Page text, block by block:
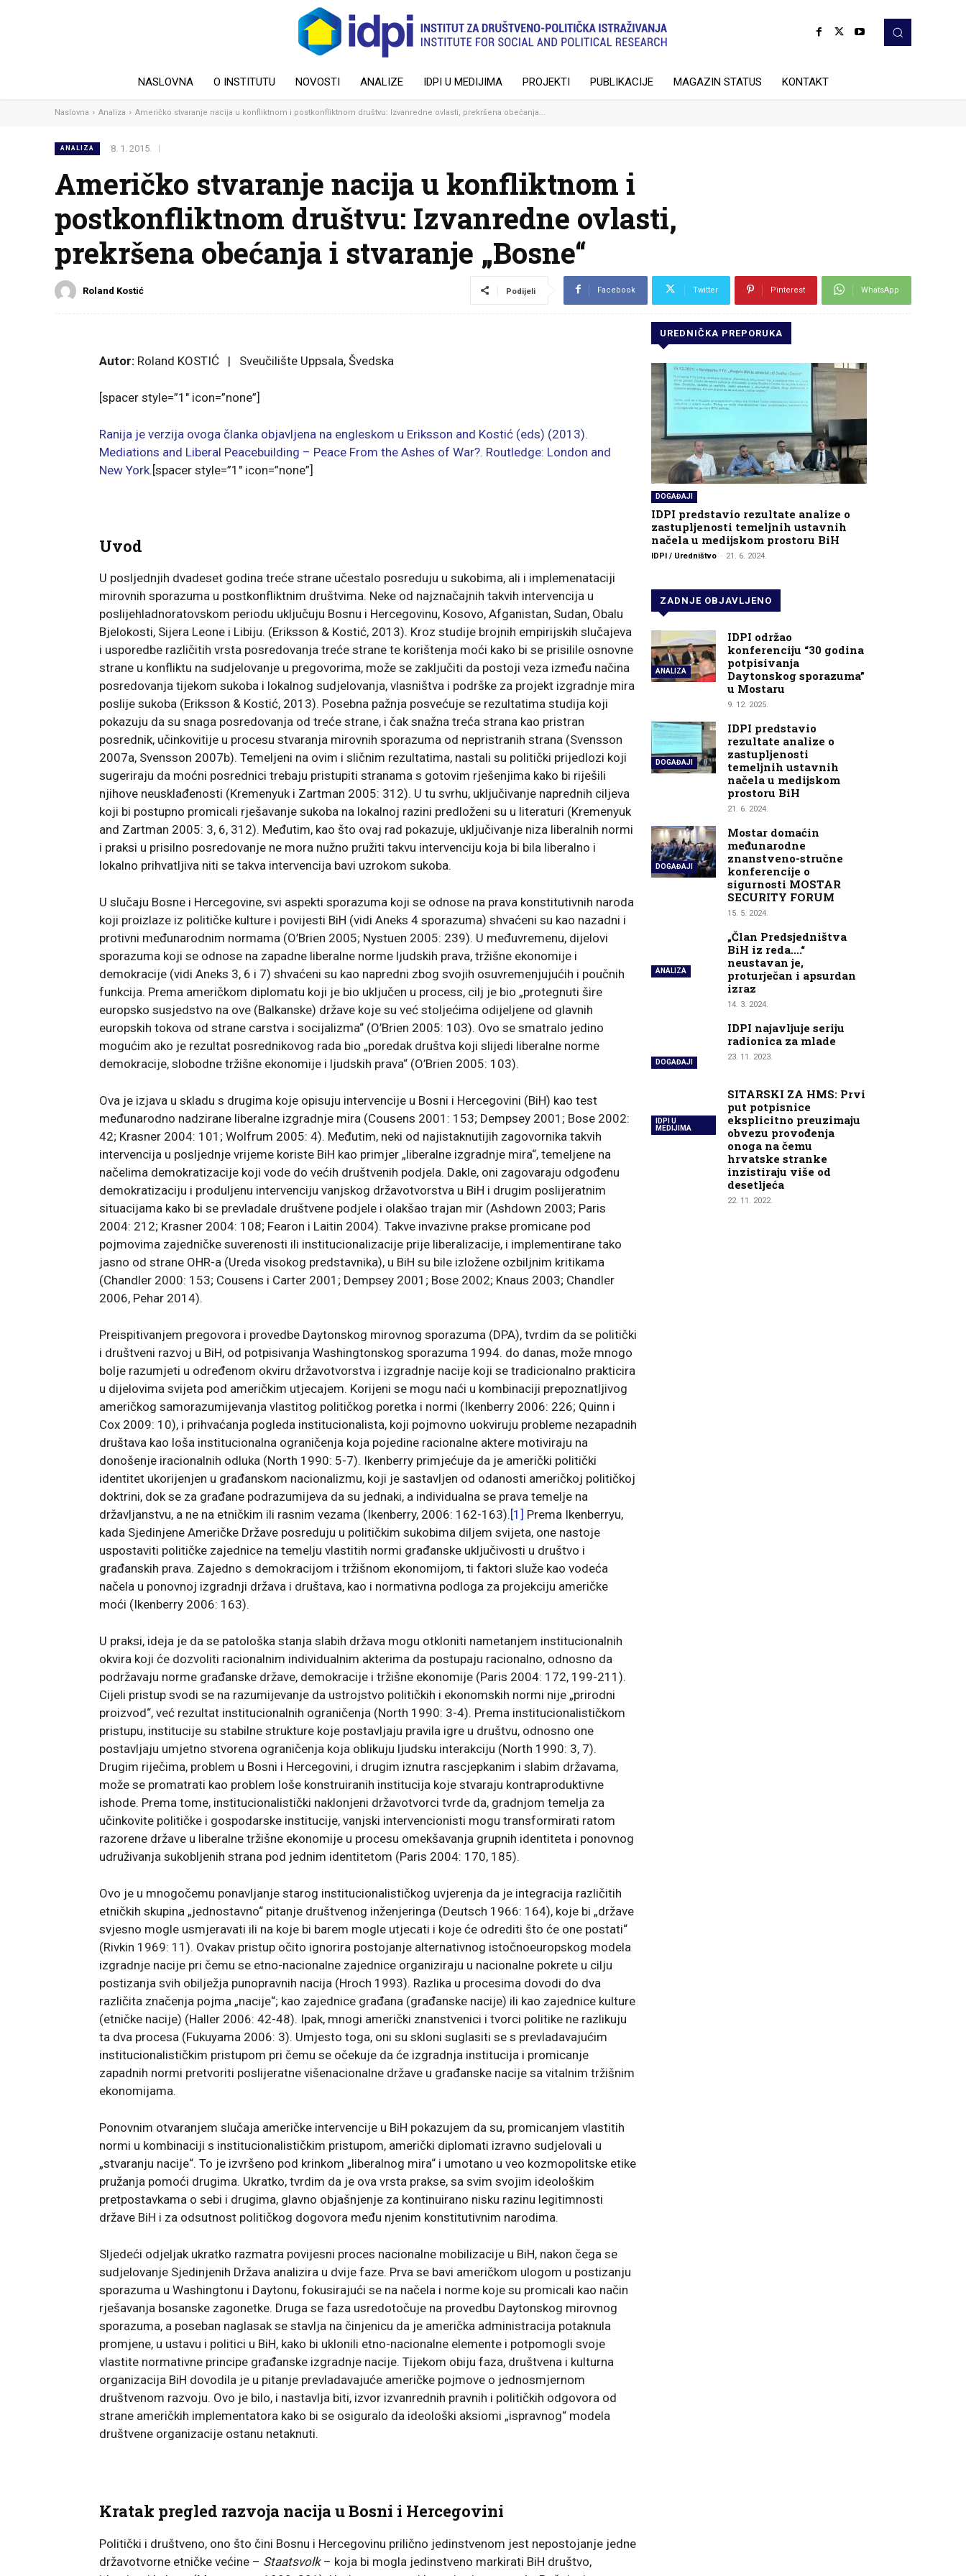
NASLOVNA O INSTITUTU NOVOSTI ANALIZE IDPI U MEDIJIMA PROJEKTI PUBLIKACIJE MAGAZIN STATUS KONTAKT
Naslovna Analiza Američko stvaranje nacija u konfliktnom i postkonfliktnom društvu: Izvanredne ovlasti, prekršena obećanja...
ANALIZA 8. 1. 2015.
Američko stvaranje nacija u konfliktnom i
postkonfliktnom društvu: Izvanredne ovlasti,
prekršena obećanja i stvaranje „Bosne“
Roland Kostić Podijeli Facebook Twitter Pinterest WhatsApp
Autor: Roland KOSTIĆ | Sveučilište Uppsala, Švedska
[spacer style=”1″ icon=”none”]
Ranija je verzija ovoga članka objavljena na engleskom u Eriksson and Kostić (eds) (2013).
Mediations and Liberal Peacebuilding – Peace From the Ashes of War?. Routledge: London and
New York. [spacer style=”1″ icon=”none”]
Uvod
U posljednjih dvadeset godina treće strane učestalo posreduju u sukobima, ali i implemenataciji
mirovnih sporazuma u postkonfliktnim društvima. Neke od najznačajnih takvih intervencija u
poslijehladnoratovskom periodu uključuju Bosnu i Hercegovinu, Kosovo, Afganistan, Sudan, Obalu
Bjelokosti, Sijera Leone i Libiju. (Eriksson & Kostić, 2013). Kroz studije brojnih empirijskih slučajeva
i usporedbe različitih vrsta posredovanja treće strane te korištenja moći kako bi se prisilile osnovne
strane u konfliktu na sudjelovanje u pregovorima, može se zaključiti da postoji veza između načina
posredovanja tijekom sukoba i lokalnog sudjelovanja, vlasništva i podrške za projekt izgradnje mira
poslije sukoba (Eriksson & Kostić, 2013). Posebna pažnja posvećuje se rezultatima studija koji
pokazuju da su snaga posredovanja od treće strane, i čak snažna treća strana kao pristran
posrednik, učinkovitije u procesu stvaranja mirovnih sporazuma od nepristranih strana (Svensson
2007a, Svensson 2007b). Temeljeni na ovim i sličnim rezultatima, nastali su politički prijedlozi koji
sugeriraju da moćni posrednici trebaju pristupiti stranama s gotovim rješenjima kako bi riješili
njihove neusklađenosti (Kremenyuk i Zartman 2005: 312). U tu svrhu, uključivanje naprednih ciljeva
koji bi postupno promicali rješavanje sukoba na lokalnoj razini predloženi su u literaturi (Kremenyuk
and Zartman 2005: 3, 6, 312). Međutim, kao što ovaj rad pokazuje, uključivanje niza liberalnih normi
i praksi u prisilno posredovanje ne mora nužno pružiti takvu intervenciju koja bi bila liberalno i
lokalno prihvatljiva niti se takva intervencija bavi uzrokom sukoba.
U slučaju Bosne i Hercegovine, svi aspekti sporazuma koji se odnose na prava konstitutivnih naroda
koji proizlaze iz političke kulture i povijesti BiH (vidi Aneks 4 sporazuma) shvaćeni su kao nazadni i
protivni međunarodnim normama (O’Brien 2005; Nystuen 2005: 239). U međuvremenu, dijelovi
sporazuma koji se odnose na zapadne liberalne norme ljudskih prava, tržišne ekonomije i
demokracije (vidi Aneks 3, 6 i 7) shvaćeni su kao napredni zbog svojih osuvremenjujućih i poučnih
funkcija. Prema američkom diplomatu koji je bio uključen u process, cilj je bio „protegnuti šire
europsko susjedstvo na ove (Balkanske) države koje su već stoljećima odijeljene od glavnih
europskih tokova od strane carstva i socijalizma“ (O’Brien 2005: 103). Ovo se smatralo jedino
mogućim ako je rezultat posrednikovog rada bio „poredak društva koji slijedi liberalne norme
demokracije, slobodne tržišne ekonomije i ljudskih prava“ (O’Brien 2005: 103).
Ova je izjava u skladu s drugima koje opisuju intervencije u Bosni i Hercegovini (BiH) kao test
međunarodno nadzirane liberalne izgradnje mira (Cousens 2001: 153; Dempsey 2001; Bose 2002:
42; Krasner 2004: 101; Wolfrum 2005: 4). Međutim, neki od najistaknutijih zagovornika takvih
intervencija u posljednje vrijeme koriste BiH kao primjer „liberalne izgradnje mira“, temeljene na
načelima demokratizacije koji vode do većih društvenih podjela. Dakle, oni zagovaraju odgođenu
demokratizaciju i produljenu intervenciju vanjskog državotvorstva u BiH i drugim poslijeratnim
situacijama kako bi se prevladale društvene podjele i olakšao trajan mir (Ashdown 2003; Paris
2004: 212; Krasner 2004: 108; Fearon i Laitin 2004). Takve invazivne prakse promicane pod
pojmovima zajedničke suverenosti ili institucionalizacije prije liberalizacije, i implementirane tako
jasno od strane OHR-a (Ureda visokog predstavnika), u BiH su bile izložene ozbiljnim kritikama
(Chandler 2000: 153; Cousens i Carter 2001; Dempsey 2001; Bose 2002; Knaus 2003; Chandler
2006, Pehar 2014).
Preispitivanjem pregovora i provedbe Daytonskog mirovnog sporazuma (DPA), tvrdim da se politički
i društveni razvoj u BiH, od potpisivanja Washingtonskog sporazuma 1994. do danas, može mnogo
bolje razumjeti u određenom okviru državotvorstva i izgradnje nacije koji se tradicionalno prakticira
u dijelovima svijeta pod američkim utjecajem. Korijeni se mogu naći u kombinaciji prepoznatljivog
američkog samorazumijevanja vlastitog političkog poretka i normi (Ikenberry 2006: 226; Quinn i
Cox 2009: 10), i prihvaćanja pogleda institucionalista, koji pojmovno uokviruju probleme nezapadnih
društava kao loša institucionalna ograničenja koja pojedine racionalne aktere motiviraju na
donošenje iracionalnih odluka (North 1990: 5-7). Ikenberry primjećuje da je američki politički
identitet ukorijenjen u građanskom nacionalizmu, koji je sastavljen od odanosti američkoj političkoj
doktrini, dok se za građane podrazumijeva da su jednaki, a individualna se prava temelje na
državljanstvu, a ne na etničkim ili rasnim vezama (Ikenberry, 2006: 162-163). [1] Prema Ikenberryu,
kada Sjedinjene Američke Države posreduju u političkim sukobima diljem svijeta, one nastoje
uspostaviti političke zajednice na temelju vlastitih normi građanske uključivosti u društvo i
građanskih prava. Zajedno s demokracijom i tržišnom ekonomijom, ti faktori služe kao vodeća
načela u ponovnoj izgradnji država i društava, kao i normativna podloga za projekciju američke
moći (Ikenberry 2006: 163).
U praksi, ideja je da se patološka stanja slabih država mogu otkloniti nametanjem institucionalnih
okvira koji će dozvoliti racionalnim individualnim akterima da postupaju racionalno, odnosno da
podržavaju norme građanske države, demokracije i tržišne ekonomije (Paris 2004: 172, 199-211).
Cijeli pristup svodi se na razumijevanje da ustrojstvo političkih i ekonomskih normi nije „prirodni
proizvod“, već rezultat institucionalnih ograničenja (North 1990: 3-4). Prema institucionalističkom
pristupu, institucije su stabilne strukture koje postavljaju pravila igre u društvu, odnosno one
postavljaju umjetno stvorena ograničenja koja oblikuju ljudsku interakciju (North 1990: 3, 7).
Drugim riječima, problem u Bosni i Hercegovini, i drugim iznutra rascjepkanim i slabim državama,
može se promatrati kao problem loše konstruiranih institucija koje stvaraju kontraproduktivne
ishode. Prema tome, institucionalistički naklonjeni državotvorci tvrde da, gradnjom temelja za
učinkovite političke i gospodarske institucije, vanjski intervencionisti mogu transformirati ratom
razorene države u liberalne tržišne ekonomije u procesu omekšavanja grupnih identiteta i ponovnog
udruživanja sukobljenih strana pod jednim identitetom (Paris 2004: 170, 185).
Ovo je u mnogočemu ponavljanje starog institucionalističkog uvjerenja da je integracija različitih
etničkih skupina „jednostavno“ pitanje društvenog inženjeringa (Deutsch 1966: 164), koje bi „države
svjesno mogle usmjeravati ili na koje bi barem mogle utjecati i koje će odrediti što će one postati“
(Rivkin 1969: 11). Ovakav pristup očito ignorira postojanje alternativnog istočnoeuropskog modela
izgradnje nacije pri čemu se etno-nacionalne zajednice organiziraju u nacionalne pokrete u cilju
postizanja svih obilježja punopravnih nacija (Hroch 1993). Razlika u procesima dovodi do dva
različita značenja pojma „nacije“; kao zajednice građana (građanske nacije) ili kao zajednice kulture
(etničke nacije) (Haller 2006: 42-48). Ipak, mnogi američki znanstvenici i tvorci politike ne razlikuju
ta dva procesa (Fukuyama 2006: 3). Umjesto toga, oni su skloni suglasiti se s prevladavajućim
institucionalističkim pristupom pri čemu se očekuje da će izgradnja institucija i promicanje
zapadnih normi pretvoriti poslijeratne višenacionalne države u građanske nacije sa vitalnim tržišnim
ekonomijama.
Ponovnim otvaranjem slučaja američke intervencije u BiH pokazujem da su, promicanjem vlastitih
normi u kombinaciji s institucionalističkim pristupom, američki diplomati izravno sudjelovali u
„stvaranju nacije“. To je izvršeno pod krinkom „liberalnog mira“ i umotano u veo kozmopolitske etike
pružanja pomoći drugima. Ukratko, tvrdim da je ova vrsta prakse, sa svim svojim ideološkim
pretpostavkama o sebi i drugima, glavno objašnjenje za kontinuirano nisku razinu legitimnosti
države BiH i za odsutnost političkog dogovora među njenim konstitutivnim narodima.
Sljedeći odjeljak ukratko razmatra povijesni proces nacionalne mobilizacije u BiH, nakon čega se
sudjelovanje Sjedinjenih Država analizira u dvije faze. Prva se bavi američkom ulogom u postizanju
sporazuma u Washingtonu i Daytonu, fokusirajući se na načela i norme koje su promicali kao način
rješavanja bosanske zagonetke. Druga se faza usredotočuje na provedbu Daytonskog mirovnog
sporazuma, a poseban naglasak se stavlja na činjenicu da je američka administracija potaknula
promjene, u ustavu i politici u BiH, kako bi uklonili etno-nacionalne elemente i potpomogli svoje
vlastite normativne principe građanske izgradnje nacije. Tijekom obiju faza, društvena i kulturna
organizacija BiH dovodila je u pitanje prevladavajuće američke pojmove o jednosmjernom
društvenom razvoju. Ovo je bilo, i nastavlja biti, izvor izvanrednih pravnih i političkih odgovora od
strane američkih implementatora kako bi se osiguralo da ideološki aksiomi „ispravnog“ modela
društvene organizacije ostanu netaknuti.
Kratak pregled razvoja nacija u Bosni i Hercegovini
Politički i društveno, ono što čini Bosnu i Hercegovinu prilično jedinstvenom jest nepostojanje jedne
državotvorne etničke većine – Staatsvolk– koja bi mogla jedinstveno markirati BiH društvo,
UREDNIČKA PREPORUKA
DOGAĐAJI
IDPI predstavio rezultate analize o
zastupljenosti temeljnih ustavnih
načela u medijskom prostoru BiH
IDPI / Uredništvo - 21. 6. 2024.
ZADNJE OBJAVLJENO
ANALIZA
IDPI održao
konferenciju “30 godina
potpisivanja
Daytonskog sporazuma”
u Mostaru
9. 12. 2025.
DOGAĐAJI
IDPI predstavio
rezultate analize o
zastupljenosti
temeljnih ustavnih
načela u medijskom
prostoru BiH
21. 6. 2024.
DOGAĐAJI
Mostar domaćin
međunarodne
znanstveno-stručne
konferencije o
sigurnosti MOSTAR
SECURITY FORUM
15. 5. 2024.
ANALIZA
„Član Predsjedništva
BiH iz reda….“
neustavan je,
proturječan i apsurdan
izraz
14. 3. 2024.
DOGAĐAJI
IDPI najavljuje seriju
radionica za mlade
23. 11. 2023.
IDPI U
MEDIJIMA
SITARSKI ZA HMS: Prvi
put potpisnice
eksplicitno preuzimaju
obvezu provođenja
onoga na čemu
hrvatske stranke
inzistiraju više od
desetljeća
22. 11. 2022.